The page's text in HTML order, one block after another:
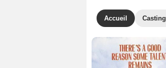
Accueil Casting